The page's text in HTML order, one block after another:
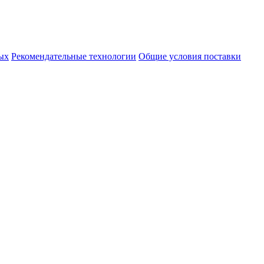
Рекомендательные технологии Общие условия поставки